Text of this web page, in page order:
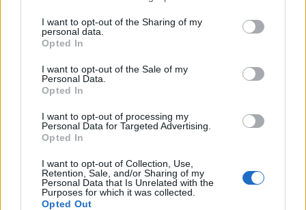
not limited to your visit or usage behaviour. You may click to
grant or deny consent to Google and its third-party tags to
use your data for below specified purposes in below Google
consent section.
I want to opt-out of the Sharing of my
personal data.
Opted In
I want to opt-out of the Sale of my
Personal Data.
Opted In
I want to opt-out of processing my
Personal Data for Targeted Advertising.
Opted In
I want to opt-out of Collection, Use,
Retention, Sale, and/or Sharing of my
Personal Data that Is Unrelated with the
Purposes for which it was collected.
Opted Out
hogy ennek a három dolognak ne ugyanolyan
magas fénye legyen! Ezeket érdemes úgy egymásra
helyezni, hogy fátyol szerűen terüljenek el a
bőrödön, lágy átmenet legyen a színek között.